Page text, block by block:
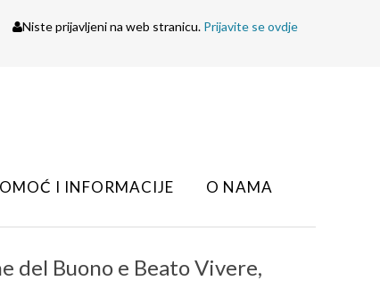
Niste prijavljeni na web stranicu. Prijavite se ovdje
I INFORMACIJE
O NAMA
del Buono e Beato Vivere,